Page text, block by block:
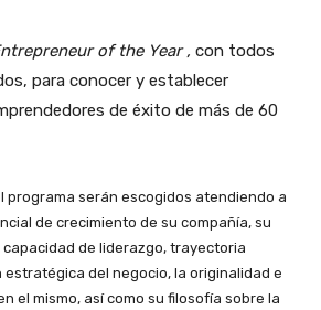
of the Year , con todos
para conocer y establecer
de éxito de más de 60
programa serán escogidos atendiendo a
de crecimiento de su compañía, su
de liderazgo, trayectoria
estratégica del negocio, la originalidad e
el mismo, así como su filosofía sobre la